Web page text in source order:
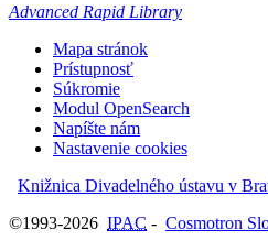
Advanced Rapid Library
Mapa stránok
Prístupnosť
Súkromie
Modul OpenSearch
Napíšte nám
Nastavenie cookies
Knižnica Divadelného ústavu v
©1993-2026 IPAC - Cosmotron